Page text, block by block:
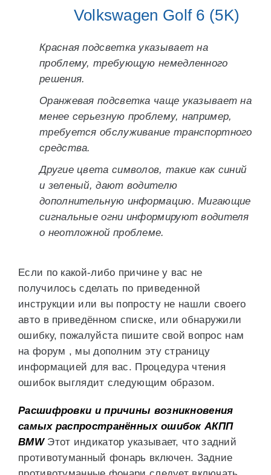
Volkswagen Golf 6 (5K)
Красная подсветка указывает на
проблему, требующую немедленного
решения.
Оранжевая подсветка чаще указывает на
менее серьезную проблему, например,
требуется обслуживание транспортного
средства.
Другие цвета символов, такие как синий
и зеленый, дают водителю
дополнительную информацию. Мигающие
сигнальные огни информируют водителя
о неотложной проблеме.
Если по какой-либо причине у вас не
получилось сделать по приведенной
инструкции или вы попросту не нашли своего
авто в приведённом списке, или обнаружили
ошибку, пожалуйста пишите свой вопрос нам
на форум , мы дополним эту страницу
информацией для вас. Процедура чтения
ошибок выглядит следующим образом.
Расшифровки и причины возникновения
самых распространённых ошибок АКПП
BMWЭтот индикатор указывает, что задний
противотуманный фонарь включен. Задние